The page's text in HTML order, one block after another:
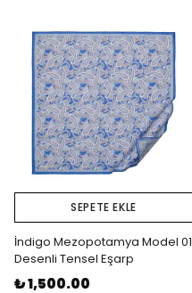
SEPETE EKLE
İndigo Mezopotamya Model 01
Desenli Tensel Eşarp
₺ 1,500.00